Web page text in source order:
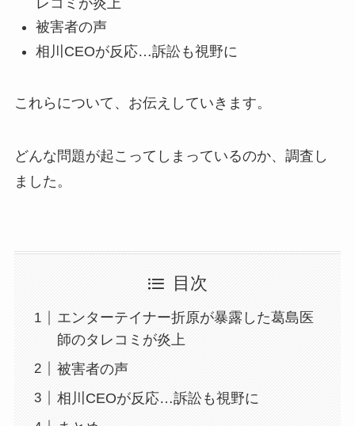
被害者の声
相川CEOが反応…訴訟も視野に
これらについて、お伝えしていきます。
どんな問題が起こってしまっているのか、調査し
ました。
目次
エンターテイナー折原が暴露した葛島医
師のタレコミが炎上
被害者の声
相川CEOが反応…訴訟も視野に